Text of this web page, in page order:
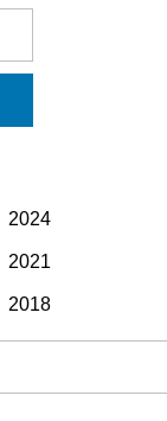
2024
2021
2018
2015
2012